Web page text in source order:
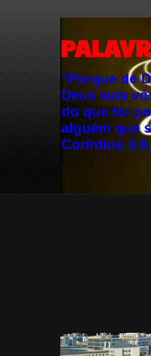
"Porque de
Deus sois
do que foi
alguém que
Coríntios